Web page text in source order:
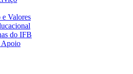
Valores
do IFB
Apoio